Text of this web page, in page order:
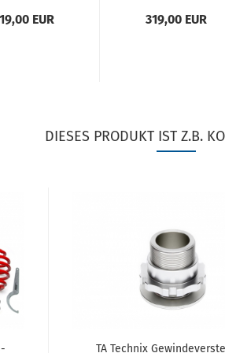
Li­mou­si­ne,
EUR
Com­pact, Z3
319,00 EUR
DIESES PRODUKT IST Z.B.
TA Tech­nix